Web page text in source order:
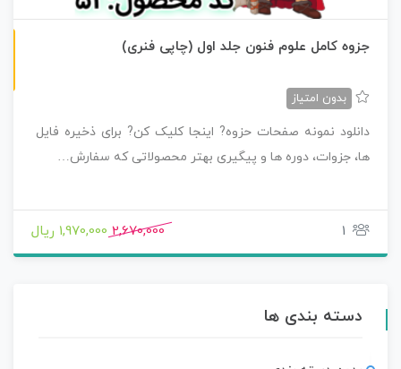
جزوه کامل علوم فنون جلد اول (چاپی فنری)
بدون امتیاز
دانلود نمونه صفحات حزوه? اینجا کلیک کن? برای ذخیره فایل
ها، جزوات، دوره ها و پیگیری بهتر محصولاتی که سفارش…
1
2,670,000 1,970,000 ریال
دسته بندی ها